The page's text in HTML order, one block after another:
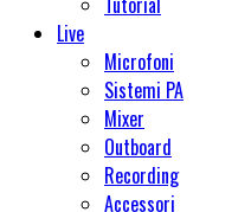
Live
Microfoni
Sistemi PA
Mixer
Outboard
Recording
Accessori